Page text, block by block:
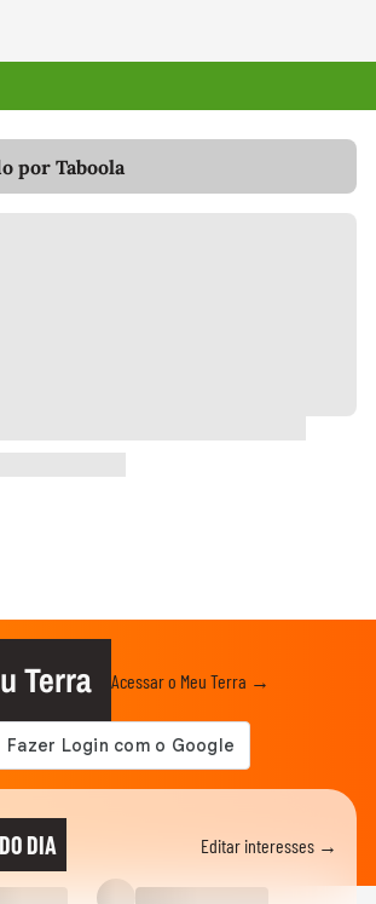
por Taboola
Terra Acessar o Meu Terra →
DIA Editar interesses →